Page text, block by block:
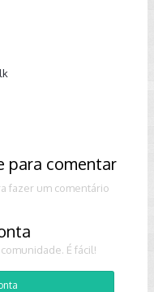
para comentar
fazer um comentário
É fácil!